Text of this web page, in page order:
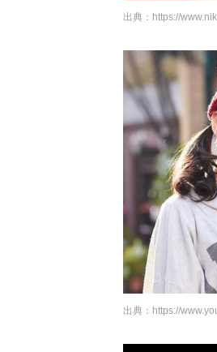
出典： https://
出典： https://